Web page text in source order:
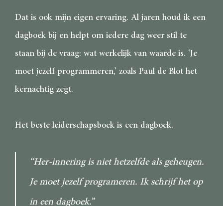
Dat is ook mijn eigen ervaring. Al jaren houd ik een
dagboek bij en helpt om iedere dag weer stil te
staan bij de vraag: wat werkelijk van waarde is. ‘Je
moet jezelf programmeren,’ zoals Paul de Blot het
kernachtig zegt.
Het beste leiderschapsboek is een dagboek.
“Her-innering is niet hetzelfde als geheugen.
Je moet jezelf programeren. Ik schrijf het op
in een dagboek.”